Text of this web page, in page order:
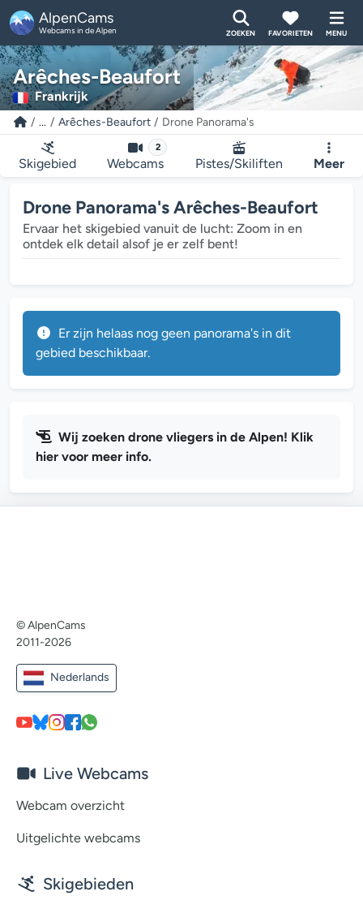
AlpenCams
Webcams in de Alpen ZOEKEN FAVORIETEN MENU
Arêches-Beaufort
Frankrijk
... Arêches-Beaufort Drone Panorama's
Skigebied
2
Webcams Pistes/Skiliften Meer
Drone Panorama's Arêches-Beaufort
Ervaar het skigebied vanuit de lucht: Zoom in en
ontdek elk detail alsof je er zelf bent!
Er zijn helaas nog geen panorama's in dit
gebied beschikbaar.
Wij zoeken drone vliegers in de Alpen! Klik
hier voor meer info.
© AlpenCams
2011-2026
Nederlands
Live Webcams
Webcam overzicht
Uitgelichte webcams
Skigebieden